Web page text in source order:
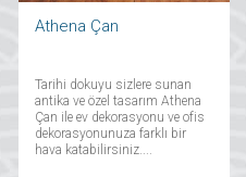
Athena Çan
Tarihi dokuyu sizlere sunan
antika ve özel tasarım Athena
Çan ile ev dekorasyonu ve ofis
dekorasyonunuza farklı bir
hava katabilirsiniz....